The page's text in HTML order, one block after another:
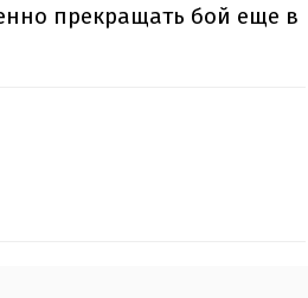
прекращать бой еще в